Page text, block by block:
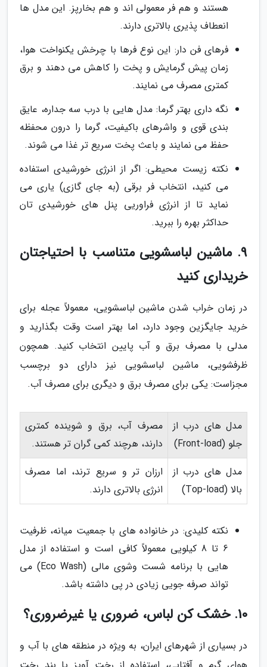
هستند و هم فر معمولی اند و هم بخارپز. این مدل ها
انعطاف پذیری بالاتری دارند.
فرهای فن دار: این نوع فرها با چرخش یکنواخت هوا،
زمان پیش گرمایش و پخت را کاهش می دهند و برق
کمتری مصرف می نمایند.
نگه داری بهتر گرما: مدل هایی با درب سه جداره، عایق
بندی قوی و واشرهای باکیفیت، گرما را درون محفظه
حفظ می نمایند و باعث پخت سریع تر غذا می شوند.
نکته زیست محیطی: اگر از انرژی خورشیدی استفاده
می کنید، انتخاب فر برقی (به جای گازی) یاری می
نماید تا از انرژی فراوریی پنل های خورشیدی تان
حداکثر بهره را ببرید.
9. ماشین لباسشویی متناسب با احتیاجتان
خریداری کنید
در زمان خراب شدن ماشین لباسشویی، معمولاً عجله برای
خرید جایگزین وجود دارد، اما بهتر است وقت بگذارید و
مدلی با مصرف برق و آب پایین انتخاب کنید. همچون
ظرفشویی، ماشین لباسشویی نیز دارای دو برچسب
مجزاست: یکی برای مصرف برق و دیگری برای مصرف آب.
مدل های درب از
جلو (Front-load)
مصرف آب، برق و شوینده کمتری
دارند، هرچند کمی گران تر هستند.
مدل های درب از
بالا (Top-load)
ارزان تر و سریع ترند، اما مصرف
انرژی بالاتری دارند.
نکته کلیدی: در خانواده های با جمعیت میانه، ظرفیت
6 تا 8 کیلویی معمولاً کافی است و استفاده از مدل
هایی با برنامه شست وشوی مالی (Eco Wash) می
تواند صرفه جویی زیادی در پی داشته باشد.
10. خشک کن لباس، ضروری یا غیرضروری؟
در بسیاری از شهرهای ایران، به ویژه در منطقه های با آب و